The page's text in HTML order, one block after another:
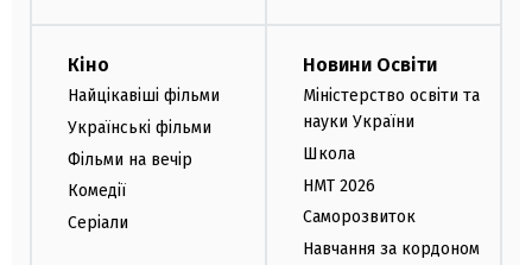
Кіно
Найцікавіші фільми
Українські фільми
Фільми на вечір
Комедії
Серіали
Новини Освіти
Міністерство освіти та
науки України
Школа
НМТ 2026
Саморозвиток
Навчання за кордоном